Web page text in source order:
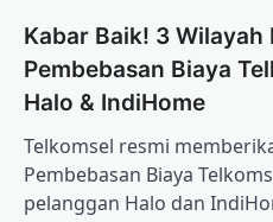
Kabar Baik! 3 Wilayah
Pembebasan Biaya
Halo & IndiHome
Telkomsel resmi
Pembebasan Biaya
pelanggan Halo dan